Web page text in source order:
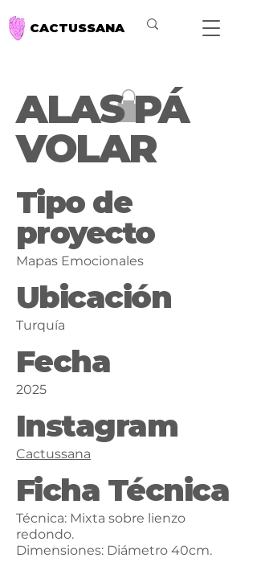
CACTUSSANA
ALAS PÁ
VOLAR
Tipo de
proyecto
Mapas Emocionales
Ubicación
Turquía
Fecha
2025
Instagram
Cactussana
Ficha Técnica
Técnica: Mixta sobre lienzo
redondo.
Dimensiones: Diámetro 40cm.